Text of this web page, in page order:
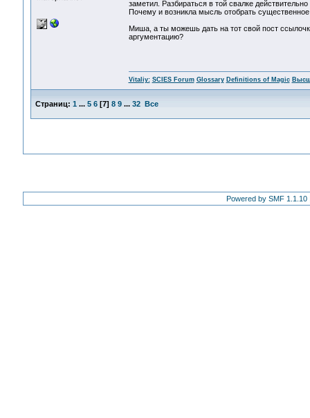
заметил. Разбираться в той свалке
Почему и возникла мысль отобрать
Миша, а ты можешь дать на тот свой пост
аргументацию?
Vitaliy: SCIES Forum Glossary Definitions of Magic
Страниц: 1 ... 5 6[7] 8 9 ... 32 Все
Powered by SMF 1.1.10